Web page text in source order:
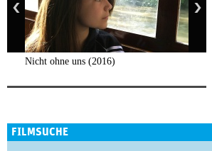
Nicht ohne uns (2016)
FILMSUCHE